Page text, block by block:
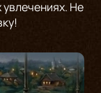
увлечениях. Не